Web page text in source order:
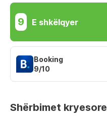
9 E shkëlqyer
Booking
9/10
Shërbimet kryesore